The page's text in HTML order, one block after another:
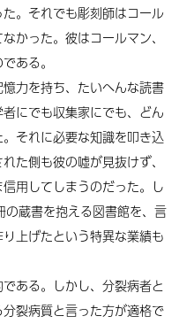
。それでも彫刻師はコール
かった。彼はコールマン、
ある。
力を持ち、たいへんな読書
にでも収集家にでも、どん
それに必要な知識を叩き込
た側も彼の嘘が見抜けず、
用してしまうのだった。し
蔵書を抱える図書館を、言
上げたという特異な業績も
ある。しかし、分裂病者と
裂病質と言った方が適格で